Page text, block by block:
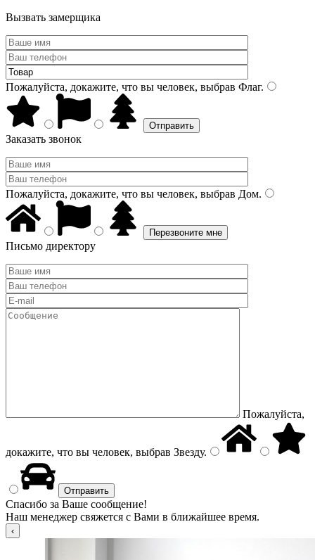
Вызвать замерщика
Пожалуйста, докажите, что вы человек, выбрав Флаг.
Заказать звонок
Пожалуйста, докажите, что вы человек, выбрав Дом.
Письмо директору
Пожалуйста,
докажите, что вы человек, выбрав Звезду.
Спасибо за Ваше сообщение!
Наш менеджер свяжется с Вами в ближайшее время.